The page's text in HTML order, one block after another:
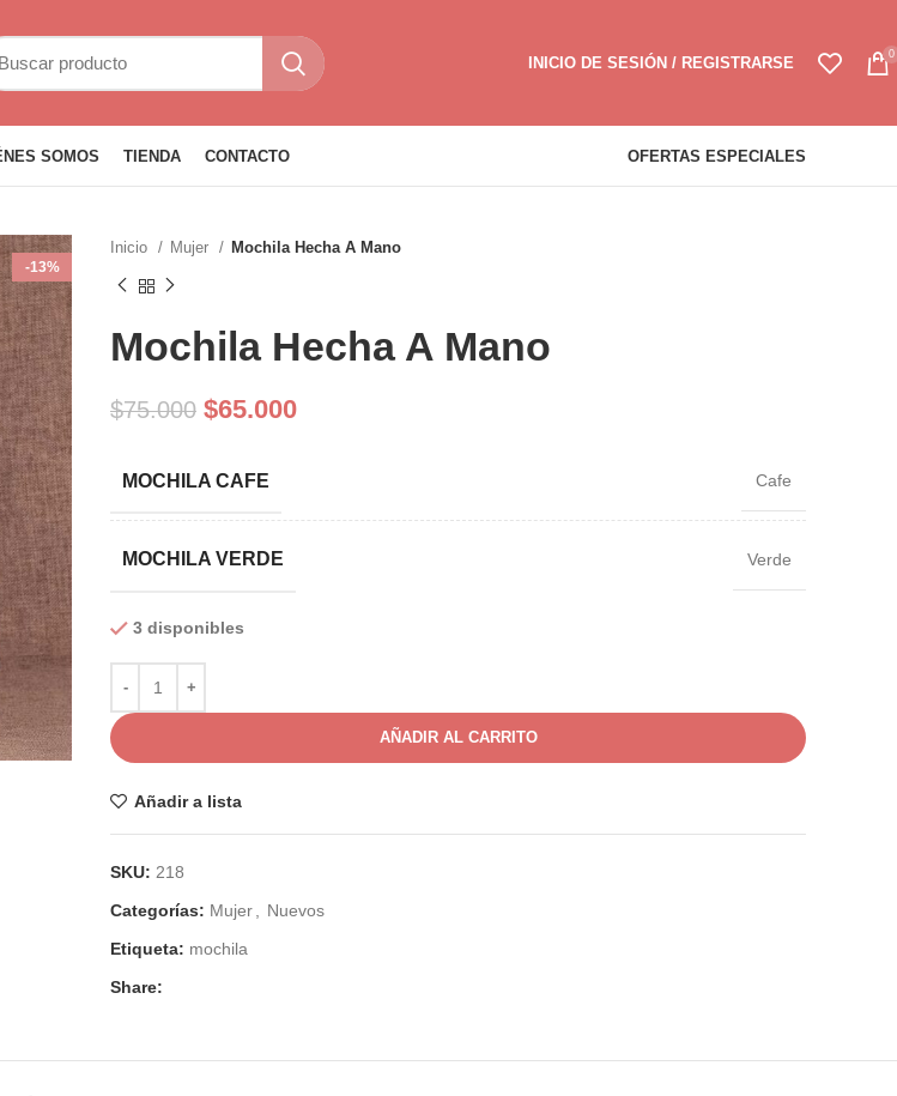
INICIO DE SESIÓN / REGISTRARSE
0
SOMOS TIENDA CONTACTO OFERTAS ESPECIALES
-13%
Inicio Mujer Mochila Hecha A Mano
Mochila Hecha A Mano
$75.000 El
original
$65.000El
MOCHILA CAFE Cafe
MOCHILA VERDE Verde
3 disponibles
AÑADIR AL CARRITO
Añadir a lista
SKU: 218
Categorías: Mujer
Nuevos
Etiqueta: mochila
Share: